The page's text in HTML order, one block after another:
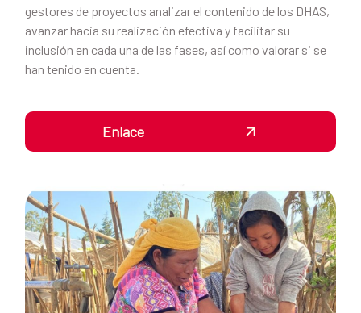
gestores de proyectos analizar el contenido de los DHAS,
avanzar hacia su realización efectiva y facilitar su
inclusión en cada una de las fases, así como valorar si se
han tenido en cuenta.
Enlace